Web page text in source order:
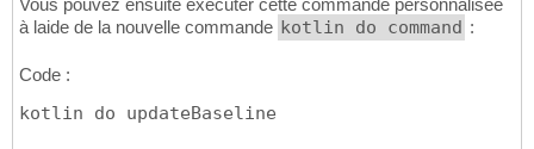
Vous pouvez ensuite exécuter cette commande personnalisée
à laide de la nouvelle commande kotlin do command :
Code :
kotlin do updateBaseline